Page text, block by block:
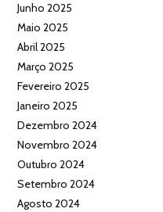
Junho 2025
Maio 2025
Abril 2025
Março 2025
Fevereiro 2025
Janeiro 2025
Dezembro 2024
Novembro 2024
Outubro 2024
Setembro 2024
Agosto 2024